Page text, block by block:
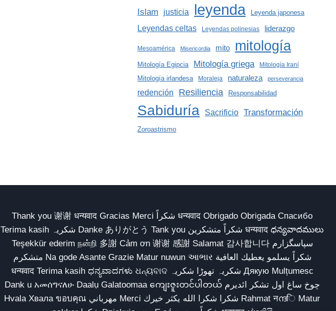
Islam justicia leyenda Leyenda japonesa
Leyendas celtas Leyendas polinesias liderazgo
Mesoamérica Misericordia mito mitología
Mitología Egipcia Mitología griega Mitología Iraní
Mitología irlandesa Moraleja naturaleza perseverancia
redención Resiliencia Responsabilidad
Sabiduría Sacrificio Transformación
Zoroastrismo
Thank you 谢谢 धन्यवाद Gracias Merci شكراً धन्यवाद Obrigado Obrigada Спасибо
Terima kasih شکریہ Danke ありがとう Tank you شكراً متشكرين धन्यवाद ధన్యవాదములు
Teşekkür ederim நன்றி 多謝 Cảm ơn 谢谢 感謝 Salamat 감사합니다 سپاسگزارم
متشکرم Na gode Asante Grazie Matur nuwun આભાર شكراً يسلمو يعطيك العافية
धन्यवाद Terima kasih ಧನ್ಯವಾದಗಳು ଧନ୍ୟବାଦ شکریہ تھوڑا شکریہ Дякую Mulțumesc
Dank u አመሰግናለሁ Daalụ Galatoomaa ကျေးဇူးတင်ပါတယ် چوخ ساغ اول تشکر ائدیرم
Hvala Хвала ขอบคุณ مهرباني Merci شكرا شكرا الله يكثر خيرك Rahmat नന്ദि Matur